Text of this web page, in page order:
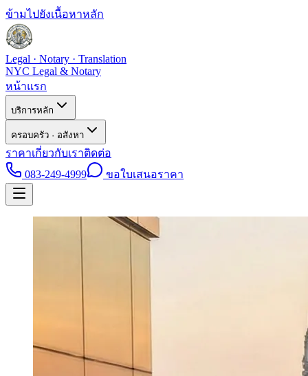
ข้ามไปยังเนื้อหาหลัก
Legal · Notary · Translation
NYC Legal & Notary
หน้าแรก
บริการหลัก
ครอบครัว · อสังหา
ราคาเกี่ยวกับเราติดต่อ
083-249-4999
ขอใบเสนอราคา